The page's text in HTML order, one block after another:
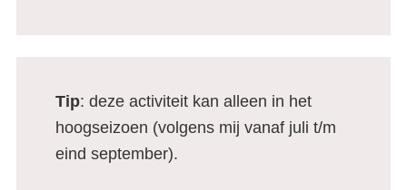
Tip: deze activiteit kan alleen in het
hoogseizoen (volgens mij vanaf juli t/m
eind september).